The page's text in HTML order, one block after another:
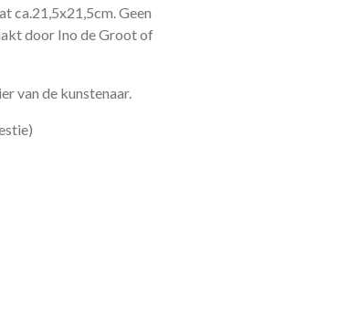
ca.21,5x21,5cm. Geen
door Ino de Groot of
van de kunstenaar.